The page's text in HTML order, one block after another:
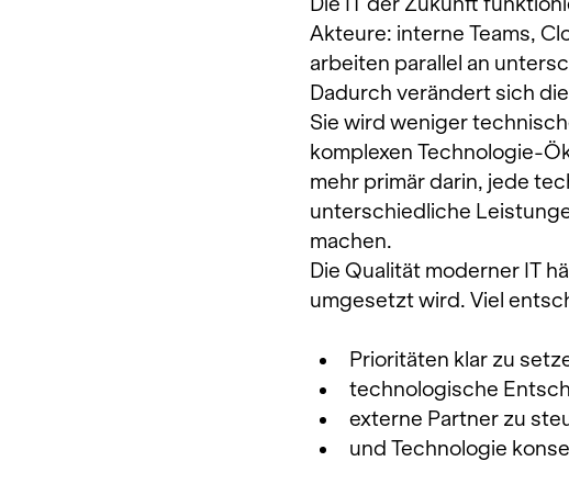
Akteure: interne Teams,
arbeiten parallel an
Dadurch verändert sich
Sie wird weniger
komplexen Technologie-
mehr primär darin, jede
unterschiedliche
machen.
Die Qualität moderner IT
umgesetzt wird. Viel
Prioritäten klar zu
technologische
externe Partner zu
und Technologie